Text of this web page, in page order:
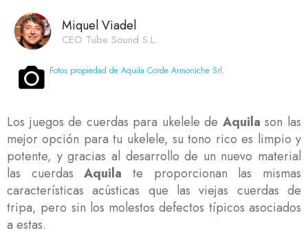
Miquel Viadel
CEO Tube Sound S.L.
Fotos propiedad de Aquila Corde Armoniche Srl.
Los juegos de cuerdas para ukelele de Aquila son las
mejor opción para tu ukelele, su tono rico es limpio y
potente, y gracias al desarrollo de un nuevo material
las cuerdasAquila te proporcionan las mismas
características acústicas que las viejas cuerdas de
tripa, pero sin los molestos defectos típicos asociados
a estas.